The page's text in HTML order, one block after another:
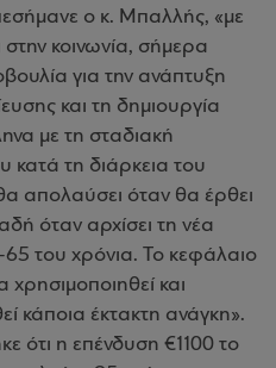
ο κ. Μπαλλής, «με
κοινωνία, σήμερα
για την ανάπτυξη
και τη δημιουργία
με τη σταδιακή
κατά τη διάρκεια του
απολαύσει όταν θα έρθει
όταν αρχίσει τη νέα
του χρόνια. Το κεφάλαιο
και
κάποια έκτακτη ανάγκη».
ότι η επένδυση €1100 το